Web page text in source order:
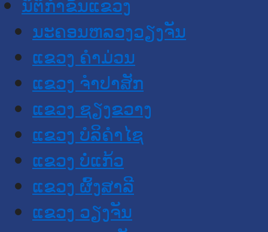
ນະ​ຄອນ​ຫລວງວຽງຈັນ
ແຂວງ ຄໍາມ່ວນ
ແຂວງ ຈໍາປາສັກ
ແຂວງ ຊຽງຂວາງ
ແຂວງ ບໍລິຄໍາໄຊ
ແຂວງ ບໍ່ແກ້ວ
ແຂວງ ຜົ້ງສາລີ
ແຂວງ ວຽງຈັນ